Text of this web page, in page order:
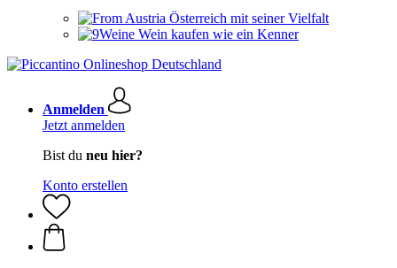
Österreich mit seiner Vielfalt
Wein kaufen wie ein Kenner
Anmelden
Jetzt anmelden
Bist du neu hier?
Konto erstellen